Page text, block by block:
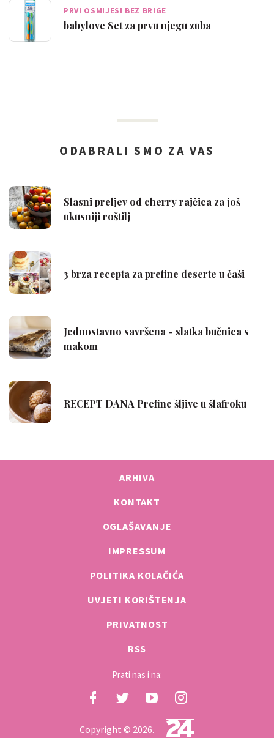
PRVI OSMIJESI BEZ BRIGE
babylove Set za prvu njegu zuba
ARHIVA
KONTAKT
OGLAŠAVANJE
IMPRESSUM
POLITIKA KOLAČIĆA
UVJETI KORIŠTENJA
PRIVATNOST
RSS
Prati nas i na:
Copyright © 2026.